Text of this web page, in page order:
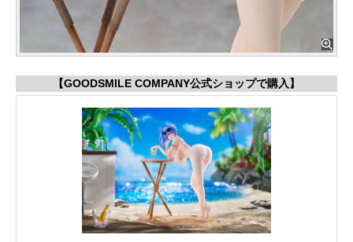
【GOODSMILE COMPANY公式ショップで購入】